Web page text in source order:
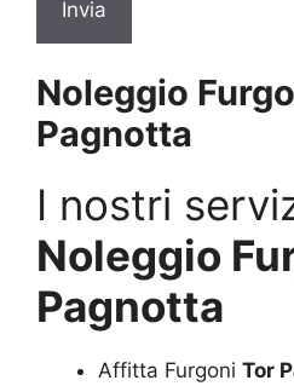
Noleggio
Pagnotta
I nostri
Noleggio
Pagnotta
Affitta Furgoni Tor